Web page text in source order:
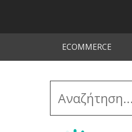
ECOMMERCE